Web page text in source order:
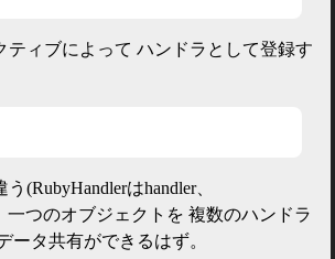
ィブによって ハンドラとして登録す
(RubyHandlerはhandler、
一つのオブジェクトを 複数のハンドラ
ータ共有ができるはず。